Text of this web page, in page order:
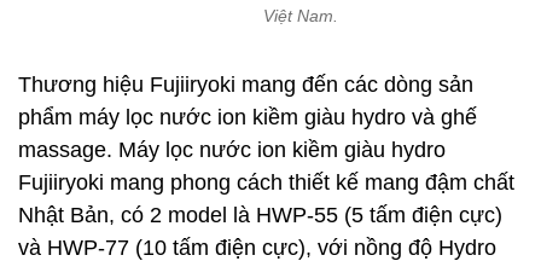
Việt Nam.
Thương hiệu Fujiiryoki mang đến các dòng sản
phẩm máy lọc nước ion kiềm giàu hydro và ghế
massage. Máy lọc nước ion kiềm giàu hydro
Fujiiryoki mang phong cách thiết kế mang đậm chất
Nhật Bản, có 2 model là HWP-55 (5 tấm điện cực)
và HWP-77 (10 tấm điện cực), với nồng độ Hydro